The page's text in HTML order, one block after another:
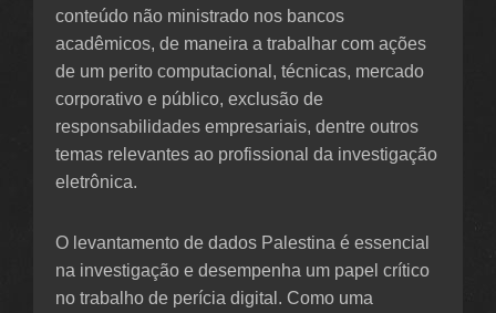
conteúdo não ministrado nos bancos
acadêmicos, de maneira a trabalhar com ações
de um perito computacional, técnicas, mercado
corporativo e público, exclusão de
responsabilidades empresariais, dentre outros
temas relevantes ao profissional da investigação
eletrônica.
O levantamento de dados Palestina é essencial
na investigação e desempenha um papel crítico
no trabalho de perícia digital. Como uma